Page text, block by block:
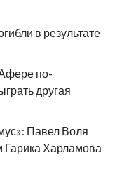
в результате
по-
другая
Павел Воля
Гарика Харламова